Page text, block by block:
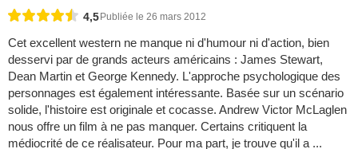
4,5 Publiée le 26 mars 2012
Cet excellent western ne manque ni d'humour ni d'action, bien
desservi par de grands acteurs américains : James Stewart,
Dean Martin et George Kennedy. L'approche psychologique des
personnages est également intéressante. Basée sur un scénario
solide, l'histoire est originale et cocasse. Andrew Victor McLaglen
nous offre un film à ne pas manquer. Certains critiquent la
médiocrité de ce réalisateur. Pour ma part, je trouve qu'il a ...